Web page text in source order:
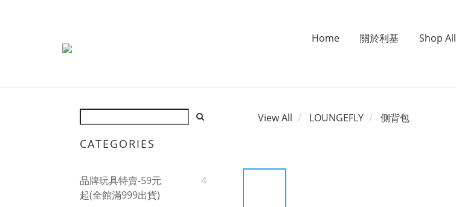
Home 關於利基 Shop All
CATEGORIES
品牌玩具特賣-59元
起(全館滿999出貨)
4
View All LOUNGEFLY 側背包